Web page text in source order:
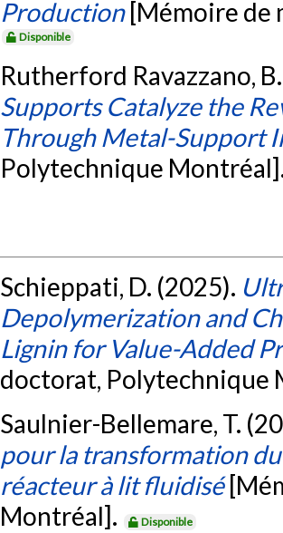
Production [Mémoire de
Disponible
Rutherford Ravazzano,
Supports Catalyze the
Through Metal-Support
Polytechnique
Schieppati, D. (2025).
Depolymerization and
Lignin for Value-Added
doctorat, Polytechnique
Saulnier-Bellemare, T.
pour la transformation
réacteur à lit fluidisé
Montréal].
Disponible